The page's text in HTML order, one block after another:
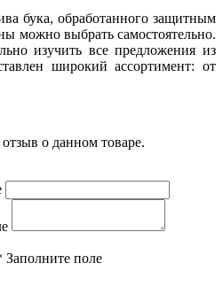
бука, обработанного защитным
можно выбрать самостоятельно.
изучить все предложения из
широкий ассортимент: от
о данном товаре.
Заполните поле